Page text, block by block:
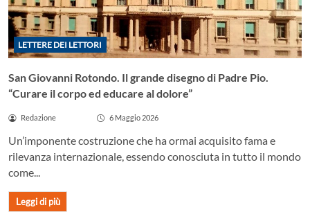
LETTERE DEI LETTORI
San Giovanni Rotondo. Il grande disegno di Padre Pio.
“Curare il corpo ed educare al dolore”
Redazione 6 Maggio 2026
Un’imponente costruzione che ha ormai acquisito fama e
rilevanza internazionale, essendo conosciuta in tutto il mondo
come...
Leggi di più